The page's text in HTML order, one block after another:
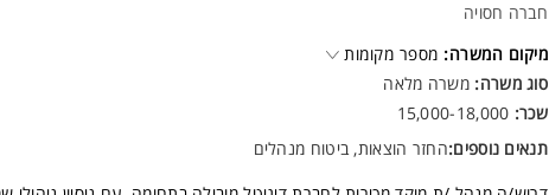
חברה חסויה
מיקום המשרה: מספר מקומות
סוג משרה: משרה מלאה
שכר: 15,000-18,000
תנאים נוספים:החזר הוצאות, ביטוח מנהלים